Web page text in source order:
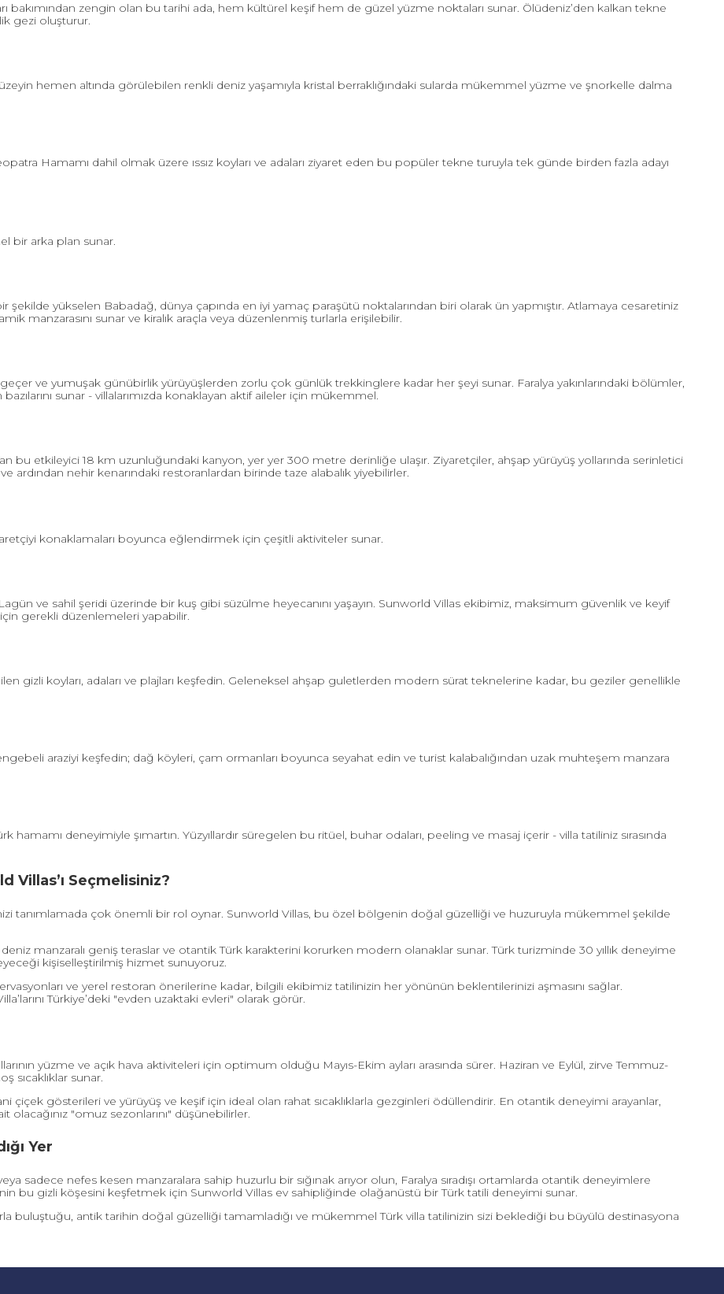
bakımından zengin olan bu tarihi ada, hem kültürel keşif hem de güzel yüzme noktaları sunar. Ölüdeniz’den kalkan tekne
gezi oluşturur.
hemen altında görülebilen renkli deniz yaşamıyla kristal berraklığındaki sularda mükemmel yüzme ve şnorkelle dalma
Hamamı dahil olmak üzere ıssız koyları ve adaları ziyaret eden bu popüler tekne turuyla tek günde birden fazla adayı
bir arka plan sunar.
şekilde yükselen Babadağ, dünya çapında en iyi yamaç paraşütü noktalarından biri olarak ün yapmıştır. Atlamaya cesaretiniz
manzarasını sunar ve kiralık araçla veya düzenlenmiş turlarla erişilebilir.
ve yumuşak günübirlik yürüyüşlerden zorlu çok günlük trekkinglere kadar her şeyi sunar. Faralya yakınlarındaki bölümler,
sunar - villalarımızda konaklayan aktif aileler için mükemmel.
bu etkileyici 18 km uzunluğundaki kanyon, yer yer 300 metre derinliğe ulaşır. Ziyaretçiler, ahşap yürüyüş yollarında serinletici
ardından nehir kenarındaki restoranlardan birinde taze alabalık yiyebilirler.
konaklamaları boyunca eğlendirmek için çeşitli aktiviteler sunar.
ve sahil şeridi üzerinde bir kuş gibi süzülme heyecanını yaşayın. Sunworld Villas ekibimiz, maksimum güvenlik ve keyif
gerekli düzenlemeleri yapabilir.
gizli koyları, adaları ve plajları keşfedin. Geleneksel ahşap guletlerden modern sürat teknelerine kadar, bu geziler genellikle
araziyi keşfedin; dağ köyleri, çam ormanları boyunca seyahat edin ve turist kalabalığından uzak muhteşem manzara
deneyimiyle şımartın. Yüzyıllardır süregelen bu ritüel, buhar odaları, peeling ve masaj içerir - villa tatiliniz sırasında
Villas’ı Seçmelisiniz?
tanımlamada çok önemli bir rol oynar. Sunworld Villas, bu özel bölgenin doğal güzelliği ve huzuruyla mükemmel şekilde
manzaralı geniş teraslar ve otantik Türk karakterini korurken modern olanaklar sunar. Türk turizminde 30 yıllık deneyime
kişiselleştirilmiş hizmet sunuyoruz.
ve yerel restoran önerilerine kadar, bilgili ekibimiz tatilinizin her yönünün beklentilerinizi aşmasını sağlar.
Türkiye’deki "evden uzaktaki evleri" olarak görür.
yüzme ve açık hava aktiviteleri için optimum olduğu Mayıs-Ekim ayları arasında sürer. Haziran ve Eylül, zirve Temmuz-
sıcaklıklar sunar.
çiçek gösterileri ve yürüyüş ve keşif için ideal olan rahat sıcaklıklarla gezginleri ödüllendirir. En otantik deneyimi arayanlar,
"omuz sezonlarını" düşünebilirler.
Yer
sadece nefes kesen manzaralara sahip huzurlu bir sığınak arıyor olun, Faralya sıradışı ortamlarda otantik deneyimlere
bu gizli köşesini keşfetmek için Sunworld Villas ev sahipliğinde olağanüstü bir Türk tatili deneyimi sunar.
buluştuğu, antik tarihin doğal güzelliği tamamladığı ve mükemmel Türk villa tatilinizin sizi beklediği bu büyülü destinasyona